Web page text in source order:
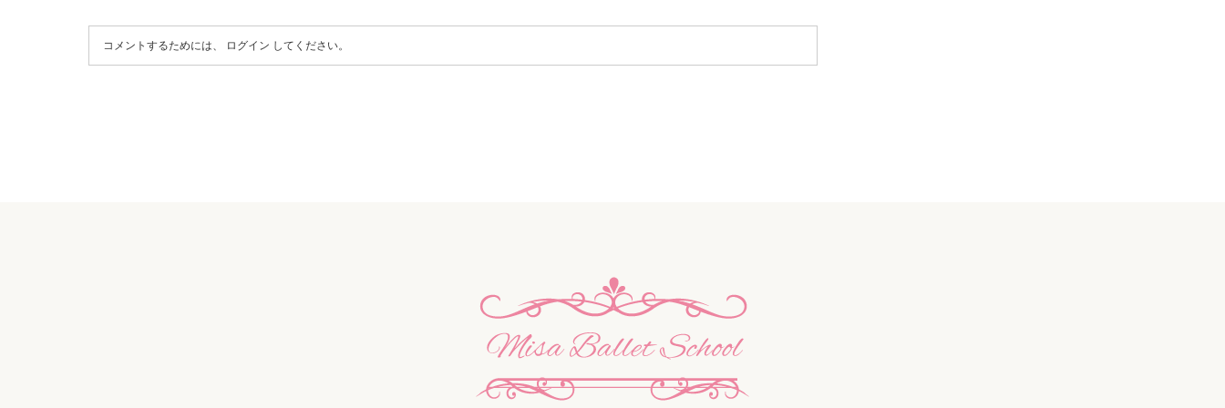
コメントするためには、 ログイン してください。